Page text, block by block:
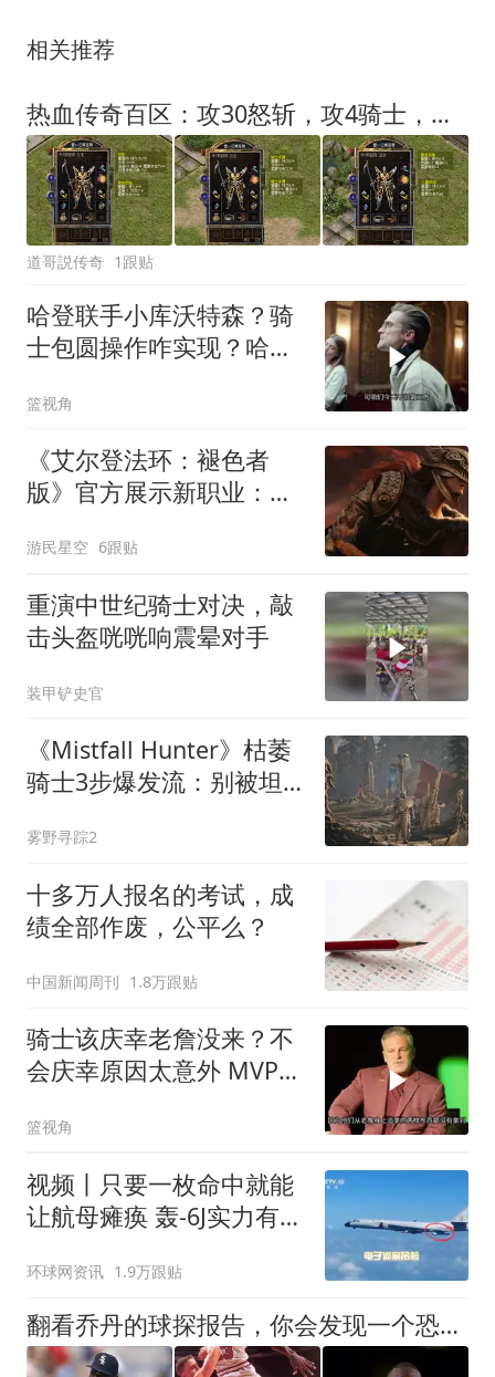
相关推荐
热血传奇百区：攻30怒斩，攻4骑士，持久6复活戒指，一身精品祖玛系列真不赖！
道哥説传奇 1跟贴
哈登联手小库沃特森？骑
士包圆操作咋实现？哈登
篮视角
《艾尔登法环：褪色者
版》官方展示新职业：帅
游民星空 6跟贴
重演中世纪骑士对决，敲
击头盔咣咣响震晕对手
装甲铲史官
《Mistfall Hunter》枯萎
骑士3步爆发流：别被坦
一出路
雾野寻踪2
十多万人报名的考试，成
绩全部作废，公平么？
中国新闻周刊 1.8万跟贴
骑士该庆幸老詹没来？不
会庆幸原因太意外 MVP水
篮视角
视频丨只要一枚命中就能
让航母瘫痪 轰-6J实力有多
环球网资讯 1.9万跟贴
翻看乔丹的球探报告，你会发现一个恐怖事实：缺点全是硬凑出来的